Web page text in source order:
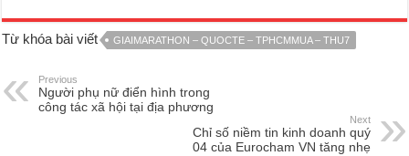
Từ khóa bài viết GIAIMARATHON – QUOCTE – TPHCMMUA – THU7
Previous
Người phụ nữ điển hình trong
công tác xã hội tại địa phương
Next
Chỉ số niềm tin kinh doanh quý
04 của Eurocham VN tăng nhẹ